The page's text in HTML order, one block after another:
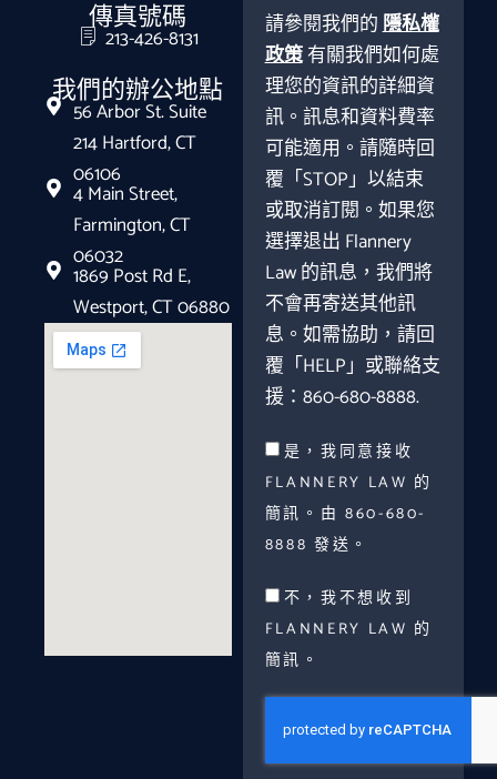
傳真號碼
213-426-8131
我們的辦公地點
56 Arbor St. Suite
214 Hartford, CT
06106
4 Main Street,
Farmington, CT
06032
1869 Post Rd E,
Westport, CT 06880
請參閱我們的隱私權
政策有關我們如何處
理您的資訊的詳細資
訊。訊息和資料費率
可能適用。請隨時回
覆「STOP」以結束
或取消訂閱。如果您
選擇退出 Flannery
Law 的訊息，我們將
不會再寄送其他訊
息。如需協助，請回
覆「HELP」或聯絡支
援：860-680-8888.
是，我同意接收
FLANNERY LAW 的
簡訊。由 860-680-
8888 發送。
不，我不想收到
FLANNERY LAW 的
簡訊。